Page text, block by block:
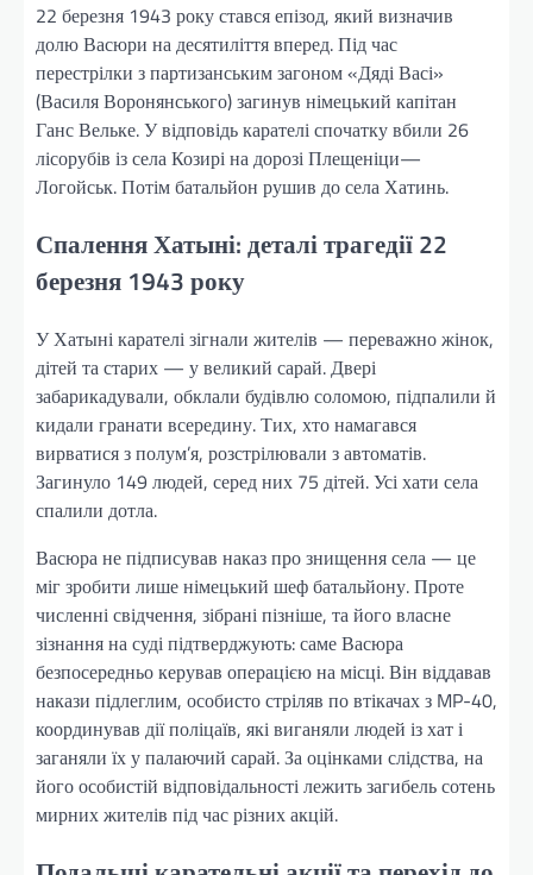
22 березня 1943 року стався епізод, який визначив
долю Васюри на десятиліття вперед. Під час
перестрілки з партизанським загоном «Дяді Васі»
(Василя Воронянського) загинув німецький капітан
Ганс Вельке. У відповідь карателі спочатку вбили 26
лісорубів із села Козирі на дорозі Плещеніци—
Логойськ. Потім батальйон рушив до села Хатинь.
Спалення Хатыні: деталі трагедії 22
березня 1943 року
У Хатыні карателі зігнали жителів — переважно жінок,
дітей та старих — у великий сарай. Двері
забарикадували, обклали будівлю соломою, підпалили й
кидали гранати всередину. Тих, хто намагався
вирватися з полум’я, розстрілювали з автоматів.
Загинуло 149 людей, серед них 75 дітей. Усі хати села
спалили дотла.
Васюра не підписував наказ про знищення села — це
міг зробити лише німецький шеф батальйону. Проте
численні свідчення, зібрані пізніше, та його власне
зізнання на суді підтверджують: саме Васюра
безпосередньо керував операцією на місці. Він віддавав
накази підлеглим, особисто стріляв по втікачах з MP-40,
координував дії поліцаїв, які виганяли людей із хат і
заганяли їх у палаючий сарай. За оцінками слідства, на
його особистій відповідальності лежить загибель сотень
мирних жителів під час різних акцій.